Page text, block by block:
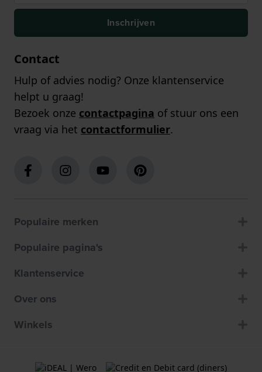
Inschrijven
Contact
Hulp of advies nodig? Onze klantenservice
helpt u graag!
Bezoek onze contactpagina of stuur ons een
vraag via het contactformulier.
Populaire merken
Populaire pagina's
Klantenservice
Over ons
Winkels